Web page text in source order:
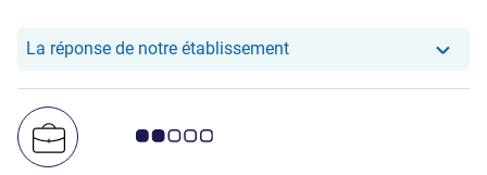
La réponse de notre établissementNotre hôtel a repondu au
Note Avis clients 2.0/5